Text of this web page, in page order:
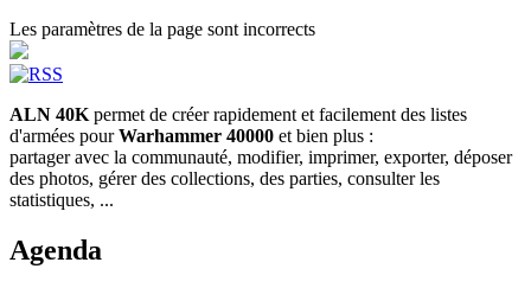
Les paramètres de la page sont incorrects
ALN 40K permet de créer rapidement et facilement des listes
d'armées pourWarhammer 40000 et bien plus :
partager avec la communauté, modifier, imprimer, exporter, déposer
des photos, gérer des collections, des parties, consulter les
statistiques, ...
Agenda